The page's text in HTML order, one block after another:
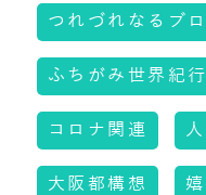
つれづれなるブ
ふちがみ世界紀行
コロナ関連
大阪都構想